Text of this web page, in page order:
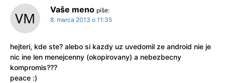
Vaše meno píše:
8. marca 2013 o 11:35
hejteri, kde ste? alebo si kazdy uz uvedomil ze android nie je
nic ine len menejcenny (okopirovany) a nebezbecny
kompromis???
peace :)